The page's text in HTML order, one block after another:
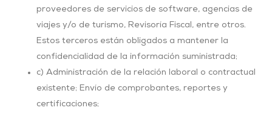
proveedores de servicios de software, agencias de
viajes y/o de turismo, Revisoría Fiscal, entre otros.
Estos terceros están obligados a mantener la
confidencialidad de la información suministrada;
c) Administración de la relación laboral o contractual
existente; Envío de comprobantes, reportes y
certificaciones;